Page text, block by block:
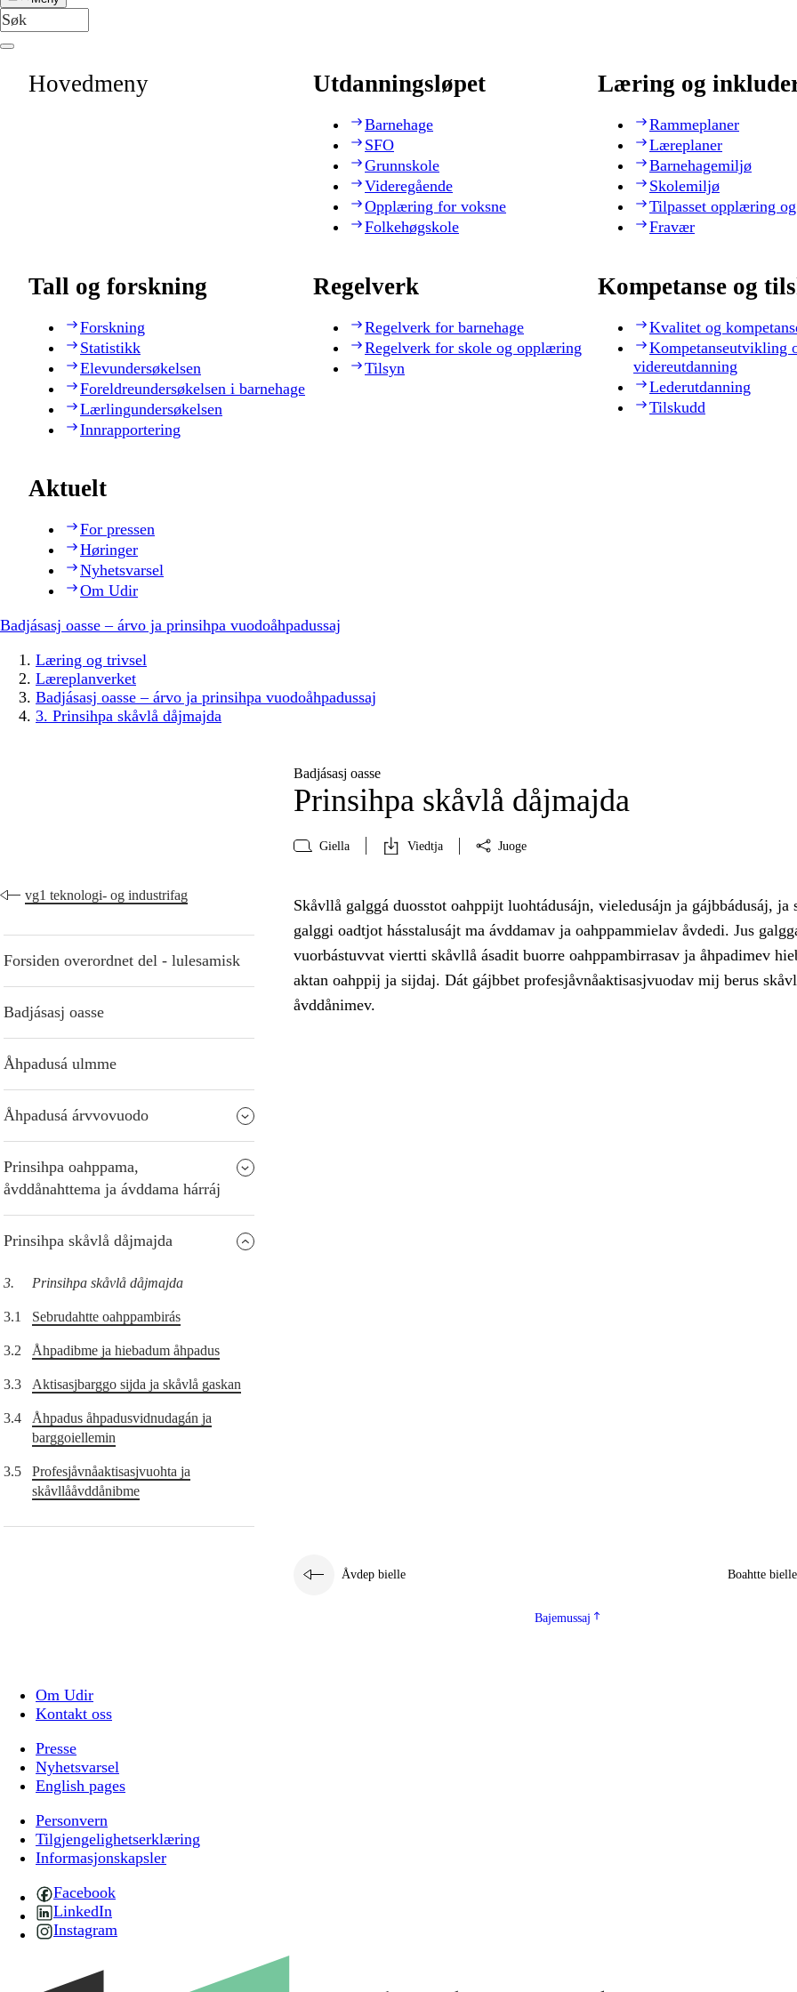
Hovedmeny Utdanningsløpet
Barnehage
SFO
Grunnskole
Videregående
Opplæring for voksne
Folkehøgskole
Læring og
Rammeplaner
Læreplaner
Barnehagemiljø
Skolemiljø
Tilpasset opplæring
Fravær
Tall og forskning
Forskning
Statistikk
Elevundersøkelsen
Foreldreundersøkelsen i barnehage
Lærlingundersøkelsen
Innrapportering
Regelverk
Regelverk for barnehage
Regelverk for skole og opplæring
Tilsyn
Kompetanse og
Kvalitet og
Kompetanseutvikling
videreutdanning
Lederutdanning
Tilskudd
Aktuelt
For pressen
Høringer
Nyhetsvarsel
Om Udir
Badjásasj oasse – árvo ja prinsihpa vuodoåhpadussaj
Læring og trivsel
Læreplanverket
Badjásasj oasse – árvo ja prinsihpa vuodoåhpadussaj
3. Prinsihpa skåvlå dåjmajda
Badjásasj oasse
Prinsihpa skåvlå dåjmajda
Giella Viedtja Juoge
vg1 teknologi- og industrifag
Forsiden overordnet del - lulesamisk
Badjásasj oasse
Åhpadusá ulmme
Åhpadusá árvvovuodo
Prinsihpa oahppama,
åvddånahttema ja ávddama hárráj
Prinsihpa skåvlå dåjmajda
3. Prinsihpa skåvlå dåjmajda
3.1 Sebrudahtte oahppambirás
3.2 Åhpadibme ja hiebadum åhpadus
3.3 Aktisasjbarggo sijda ja skåvlå gaskan
3.4
Åhpadus åhpadusvidnudagán ja
barggoiellemin
3.5
Profesjåvnåaktisasjvuohta ja
skåvllååvddånibme
Skåvllå galggá duosstot oahppijt luohtádusájn, vieledusájn ja gájbbádusáj, ja
galggi oadtjot hásstalusájt ma ávddamav ja oahppammielav åvdedi. Jus
vuorbástuvvat viertti skåvllå ásadit buorre oahppambirrasav ja åhpadimev
aktan oahppij ja sijdaj. Dát gájbbet profesjåvnåaktisasjvuodav mij berus
åvddånimev.
Åvdep bielle Boahtte bielle
Bajemussaj
Om Udir
Kontakt oss
Presse
Nyhetsvarsel
English pages
Personvern
Tilgjengelighetserklæring
Informasjonskapsler
Facebook
LinkedIn
Instagram